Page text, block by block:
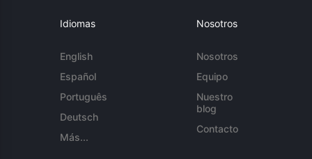
Idiomas
English
Español
Português
Deutsch
Más...
Nosotros
Nosotros
Equipo
Nuestro
blog
Contacto